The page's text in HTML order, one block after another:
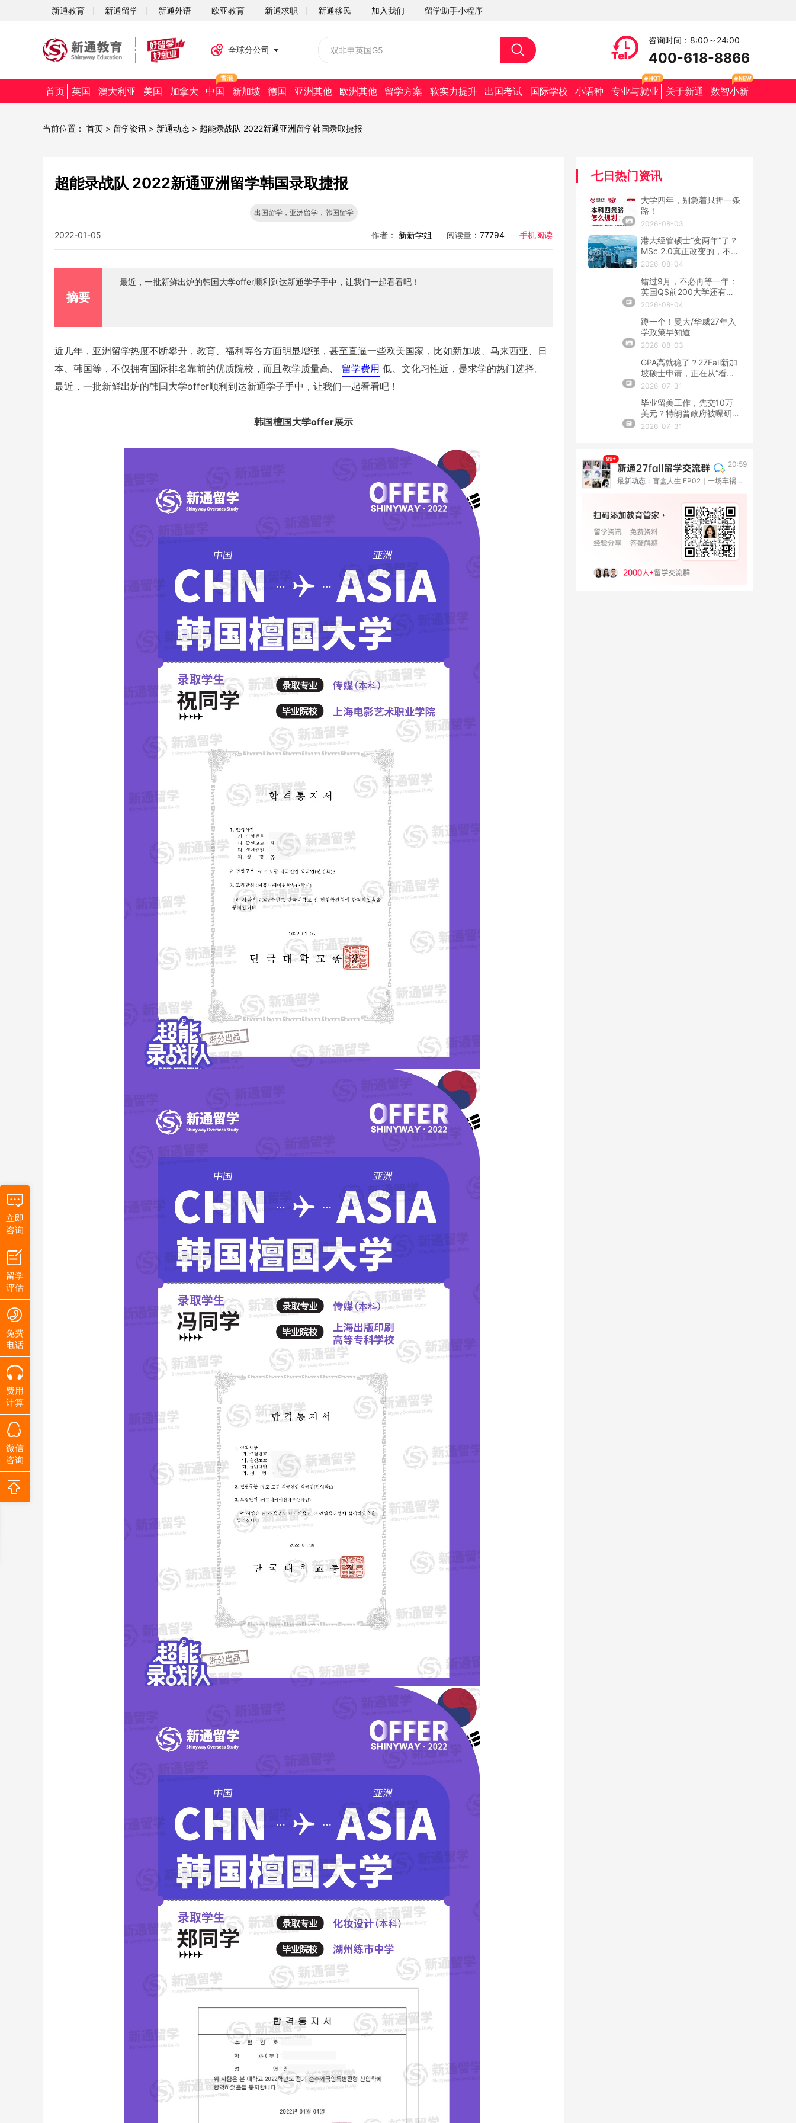
新通教育 新通留学 新通外语 欧亚教育 新通求职 新通移民 加入我们
社会招聘
留学助手小程序
全球分公司
咨询时间：8:00～24:00
400-618-8866
首页 英国 澳大利亚 美国 加拿大 中国 新加坡 德国 亚洲其他 欧洲其他 留学方案 软实力提升 出国考试 国际学校 小语种 专业与就业 关于新通 数智小新
当前位置： 首页 > 留学资讯 > 新通动态 > 超能录战队 2022新通亚洲留学韩国录取捷报
超能录战队 2022新通亚洲留学韩国录取捷报
出国留学，亚洲留学，韩国留学
2022-01-05 作者： 新新学姐 阅读量 ：77794 手机阅读
摘要
最近，一批新鲜出炉的韩国大学offer顺利到达新通学子手中，让我们一起看看吧！
近几年，亚洲留学热度不断攀升，教育、福利等各方面明显增强，甚至直逼一些欧美国家，比如新加坡、马来西亚、日
本、韩国等，不仅拥有国际排名靠前的优质院校，而且教学质量高、
留学费用 低、文化习性近，是求学的热门选择。
最近，一批新鲜出炉的韩国大学offer顺利到达新通学子手中，让我们一起看看吧！
韩国檀国大学offer展示
七日热门资讯
大学四年，别急着只押一条
路！
2026-08-03
港大经管硕士“变两年”了？
MSc 2.0真正改变的，不只
是学制
2026-08-04
错过9月，不必再等一年：
英国QS前200大学还有春
季硕士！
2026-08-04
蹲一个！曼大/华威27年入
学政策早知道
2026-08-03
GPA高就稳了？27Fall新加
坡硕士申请，正在从“看
分”转向“看整套证据”
2026-07-31
毕业留美工作，先交10万
美元？特朗普政府被曝研究
OPT新收费
2026-07-31
20:59
最新动态：盲盒人生 EP02｜一场车祸撞断了高考路，她却在伦敦重新长出一种人生
立即
咨询
留学
评估
免费
电话
费用
计算
微信
咨询